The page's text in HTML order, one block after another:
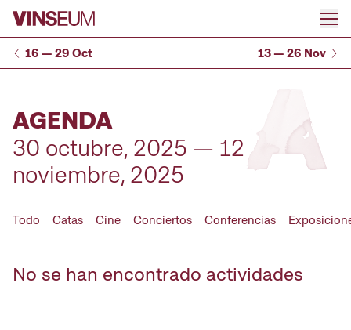
Ir al contenido
16 — 29 Oct 13 — 26 Nov
AGENDA
30 octubre, 2025 — 12
noviembre, 2025
Todo Catas Cine Conciertos Conferencias
No se han encontrado actividades